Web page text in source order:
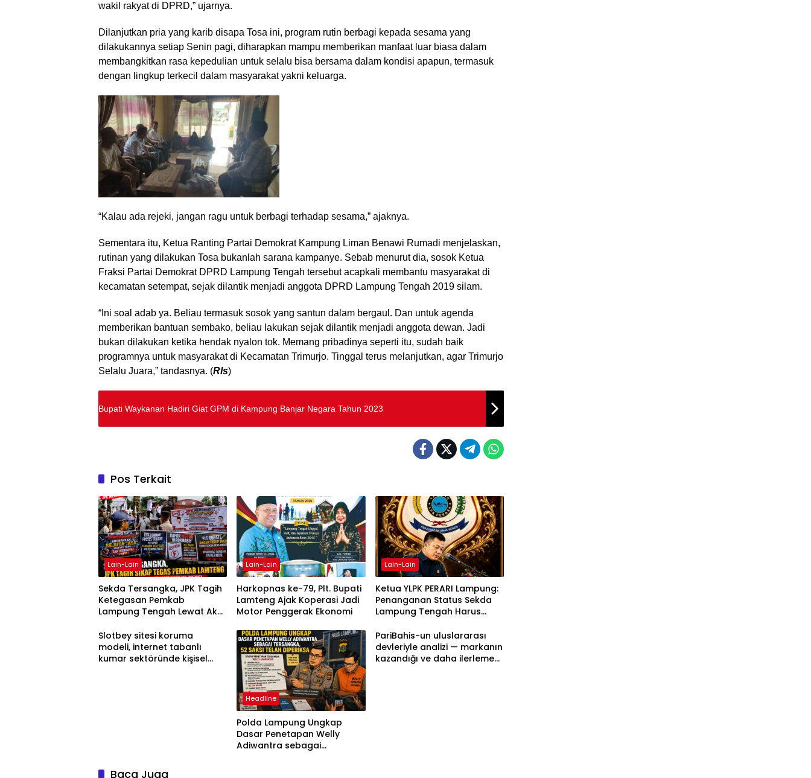
wakil rakyat di DPRD,” ujarnya.
Dilanjutkan pria yang karib disapa Tosa ini, program rutin berbagi kepada sesama yang
dilakukannya setiap Senin pagi, diharapkan mampu memberikan manfaat luar biasa dalam
membangkitkan rasa kepedulian untuk selalu bisa bersama dalam kondisi apapun, termasuk
dengan lingkup terkecil dalam masyarakat yakni keluarga.
“Kalau ada rejeki, jangan ragu untuk berbagi terhadap sesama,” ajaknya.
Sementara itu, Ketua Ranting Partai Demokrat Kampung Liman Benawi Rumadi menjelaskan,
rutinan yang dilakukan Tosa bukanlah sarana kampanye. Sebab menurut dia, sosok Ketua
Fraksi Partai Demokrat DPRD Lampung Tengah tersebut acapkali membantu masyarakat di
kecamatan setempat, sejak dilantik menjadi anggota DPRD Lampung Tengah 2019 silam.
“Ini soal adab ya. Beliau termasuk sosok yang santun dalam bergaul. Dan untuk agenda
memberikan bantuan sembako, beliau lakukan sejak dilantik menjadi anggota dewan. Jadi
bukan dilakukan ketika hendak nyalon tok. Memang pribadinya seperti itu, sudah baik
programnya untuk masyarakat di Kecamatan Trimurjo. Tinggal terus melanjutkan, agar Trimurjo
Selalu Juara,” tandasnya. (Rls)
Bupati Waykanan Hadiri Giat GPM di Kampung Banjar Negara Tahun 2023
Pos Terkait
Lain-Lain
Sekda Tersangka, JPK Tagih
Ketegasan Pemkab
Lampung Tengah Lewat Aksi
Lain-Lain
Harkopnas ke-79, Plt. Bupati
Lamteng Ajak Koperasi Jadi
Motor Penggerak Ekonomi
Lain-Lain
Ketua YLPK PERARI Lampung:
Penanganan Status Sekda
Lampung Tengah Harus
Tekanan Opini
Slotbey sitesi koruma
modeli, internet tabanlı
kumar sektöründe kişisel
Headline
Polda Lampung Ungkap
Dasar Penetapan Welly
Adiwantra sebagai
PariBahis-un uluslararası
devleriyle analizi — markanın
kazandığı ve daha ilerlemesi
Baca Juga